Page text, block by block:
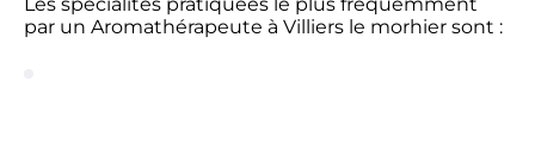
par un Aromathérapeute à Villiers le morhier sont :